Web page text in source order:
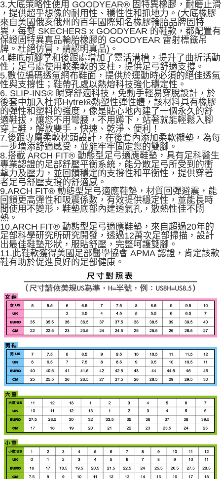
3.大底策略性使用 GOODYEAR® 固特異橡膠，耐磨止滑
，提供超乎想像的耐用性、穩性性和抓地力。(大底橡膠
來自美國俄亥俄州的百年國際知名橡膠輪胎品牌固特
異，每雙 SKECHERS x GOODYEAR 的鞋款，都配置有
保證固特異真品輪胎橡膠的 GOODYEAR 雷射標籤吊
牌。杜絕仿冒，請認明真品)。
4.鞋底前腳掌和後跟處增加了靈活溝槽，提升了曲折活動
性；足弓處使用較柔軟的支柱，提供足弓舒適支撐。
5.數位編碼透氣網布鞋面，提供於運動時必須的絕佳透氣
性與支撐性；鞋帶孔處以熱熔科技強化穩定性。
6. SLIP-INS® 瞬穿舒適科技，免動手輕易穿脫設計，於
後套中加入杜邦Hytrel®熱塑性彈性體，該材料具有橡膠
的彈性和塑料的強度，像是貼心地內建了一個永久的舒
適鞋拔，讓您不用彎腰，不用蹲下，站著就能輕鬆入腳
穿上鞋，解放雙手，快速、乾淨、便利！
7.後跟專屬柔軟枕頭設計，在後套內添加柔軟襯墊，為每
一步增添舒適感受，並能牢牢固定您的雙腳。
8.搭載 ARCH FIT® 動態型足弓適應鞋墊，具有足科醫生
專業認證的足部舒壓平衡系統，能分散足弓所受到的衝
擊力及壓力，並回饋穩定的支撐性和平衡性，提供穿著
者足弓舒壓支撐的舒適感。
9.ARCH FIT® 動態型足弓適應鞋墊，材質回彈避震，能
回饋更高彈性和吸震係數，有效提供穩定性，並能長時
間使用不變形，鞋墊底部內建透氣孔，散熱性佳不悶
熱。
10.ARCH FIT® 動態型足弓適應鞋墊，來自超過20年的
足部科學研究所研究開發，透過12萬次足部掃描，設計
出最佳鞋墊形狀，服貼舒壓，完整呵護雙腳。
11.此鞋款獲得美國足部醫學協會 APMA 認證，肯定該款
鞋有助於促進良好的足部健康。